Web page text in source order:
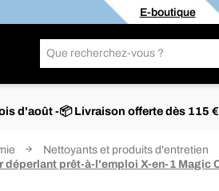
E-boutique
d'août -📦 Livraison offerte dès 115
Nettoyants et produits d'entretien
déperlant prêt-à-l'emploi X-en-1 Magic